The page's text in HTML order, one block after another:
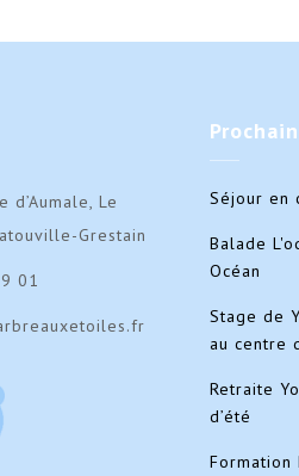
d’Aumale, Le
Grestain
01
Séjour en
Balade
Océan
Stage de
au centre
Retraite
d’été
Formation